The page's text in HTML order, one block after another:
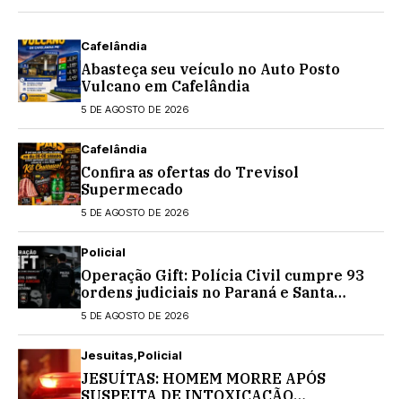
Cafelândia
Abasteça seu veículo no Auto Posto
Vulcano em Cafelândia
5 DE AGOSTO DE 2026
Cafelândia
Confira as ofertas do Trevisol
Supermecado
5 DE AGOSTO DE 2026
Policial
Operação Gift: Polícia Civil cumpre 93
ordens judiciais no Paraná e Santa
Catarina
5 DE AGOSTO DE 2026
Jesuitas Policial
JESUÍTAS: HOMEM MORRE APÓS